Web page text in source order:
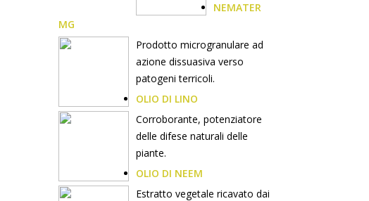
NEMATER
MG
Prodotto microgranulare ad
azione dissuasiva verso
patogeni terricoli.
OLIO DI LINO
Corroborante, potenziatore
delle difese naturali delle
piante.
OLIO DI NEEM
Estratto vegetale ricavato dai